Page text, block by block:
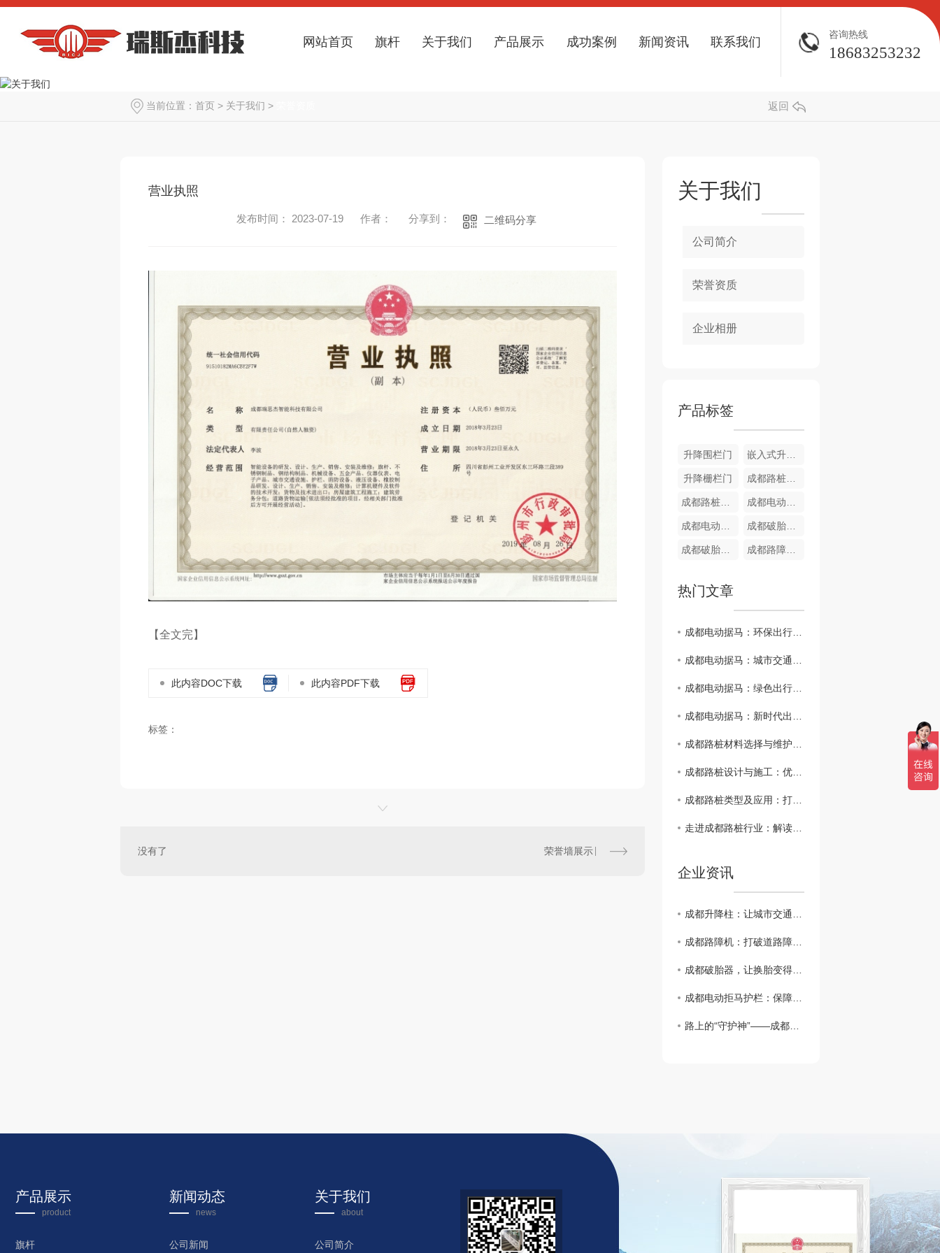
网站首页 旗杆 关于我们 产品展示 成功案例 新闻资讯 联系我们
咨询热线
18683253232
当前位置： 首页 > 关于我们 > 返回
营业执照
发布时间： 2023-07-19 作者： 分享到： 二维码分享
【全文完】
此内容DOC下载 此内容PDF下载
标签：
没有了 荣誉墙展示
关于我们
公司简介
荣誉资质
企业相册
产品标签
升降围栏门 嵌入式升降栅栏门
升降栅栏门 成都路桩销售
成都路桩厂家 成都电动据马生产
成都电动据马厂家 成都破胎器厂家
成都破胎器制造 成都路障机制造
热门文章
成都电动据马：环保出行新时尚
成都电动据马：城市交通智能未来
成都电动据马：绿色出行新选择
成都电动据马：新时代出行革命..者
成都路桩材料选择与维护：延长道路使用寿命
成都路桩设计与施工：优化城市道路管理方式
成都路桩类型及应用：打造智慧交通新生态
走进成都路桩行业：解读城市基础设施建设
企业资讯
成都升降柱：让城市交通更智能
成都路障机：打破道路障碍，保障出行 ！
成都破胎器，让换胎变得简单易行
成都电动拒马护栏：保障道路交通
路上的“守护神”——成都路桩
产品展示
product
旗杆
新闻动态
news
公司新闻
关于我们
about
公司简介